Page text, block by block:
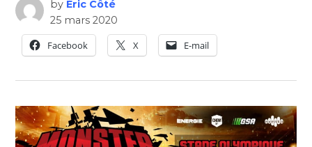
by Éric Côté
25 mars 2020
Facebook
X E-mail